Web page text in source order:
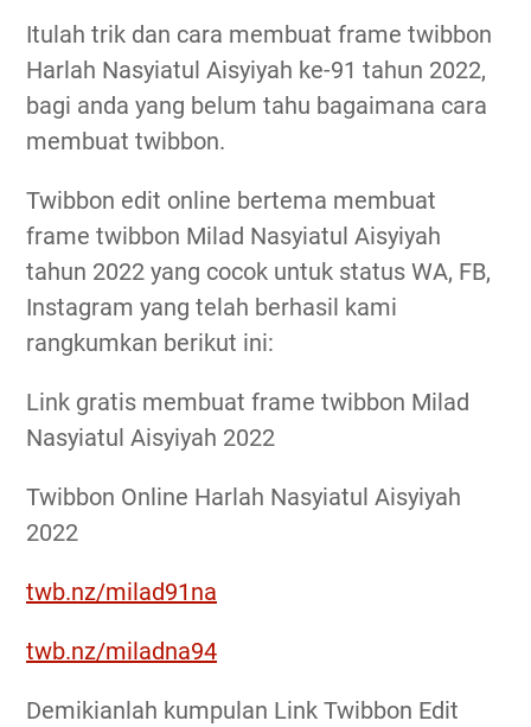
Itulah trik dan cara membuat frame twibbon
Harlah Nasyiatul Aisyiyah ke-91 tahun 2022,
bagi anda yang belum tahu bagaimana cara
membuat twibbon.
Twibbon edit online bertema membuat
frame twibbon Milad Nasyiatul Aisyiyah
tahun 2022 yang cocok untuk status WA, FB,
Instagram yang telah berhasil kami
rangkumkan berikut ini:
Link gratis membuat frame twibbon Milad
Nasyiatul Aisyiyah 2022
Twibbon Online Harlah Nasyiatul Aisyiyah
2022
twb.nz/milad91na
twb.nz/miladna94
Demikianlah kumpulan Link Twibbon Edit